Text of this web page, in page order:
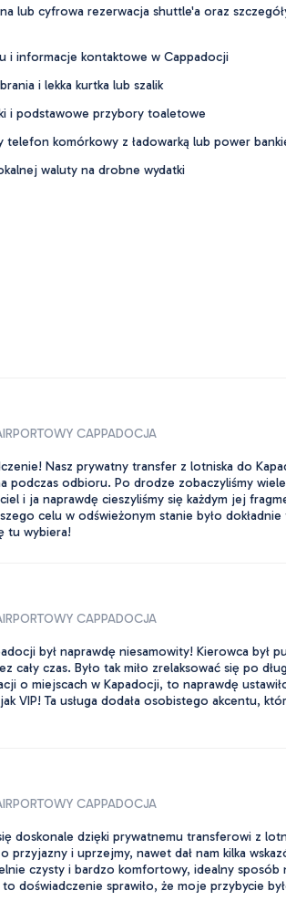
lub cyfrowa rezerwacja shuttle'a oraz
i informacje kontaktowe w Cappadocji
i lekka kurtka lub szalik
i podstawowe przybory toaletowe
telefon komórkowy z ładowarką lub power
waluty na drobne wydatki
CAPPADOCJA
Nasz prywatny transfer z lotniska do
podczas odbioru. Po drodze zobaczyliśmy
i ja naprawdę cieszyliśmy się każdym jej
celu w odświeżonym stanie było
tu wybiera!
CAPPADOCJA
był naprawdę niesamowity! Kierowca
cały czas. Było tak miło zrelaksować się po
o miejscach w Kapadocji, to naprawdę
VIP! Ta usługa dodała osobistego akcentu,
CAPPADOCJA
doskonale dzięki prywatnemu transferowi z
przyjazny i uprzejmy, nawet dał nam kilka
czysty i bardzo komfortowy, idealny
doświadczenie sprawiło, że moje przybycie